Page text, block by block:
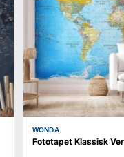
WONDA
Fototapet Klassisk